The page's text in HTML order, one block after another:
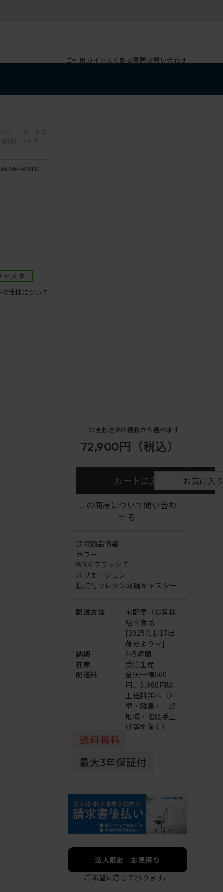
ご利用ガイド よくある質問お問い合わせ
バーサポートな
抗付ウレタン
W9T1）
ャスター
の仕様について
お支払方法は複数から選べます
72,900円 （税込）
カートに入れる お気に入
この商品について問い合わ
せる
選択商品情報
カラー
W9×ブラックＴ
バリエーション
抵抗付ウレタン双輪キャスター
配送方法
宅配便（お客様
組立商品
[2025/11/17出
荷分より～]
納期
4-5週間
在庫
受注生産
配送料
全国一律660
円、3,980円以
上送料無料（沖
縄・離島・一部
地域・階段手上
げ等を除く）
法人限定 お見積り
ご希望に応じて承ります。